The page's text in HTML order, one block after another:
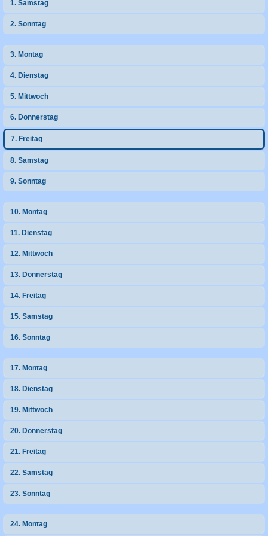
1. Samstag
2. Sonntag
3. Montag
4. Dienstag
5. Mittwoch
6. Donnerstag
7. Freitag
8. Samstag
9. Sonntag
10. Montag
11. Dienstag
12. Mittwoch
13. Donnerstag
14. Freitag
15. Samstag
16. Sonntag
17. Montag
18. Dienstag
19. Mittwoch
20. Donnerstag
21. Freitag
22. Samstag
23. Sonntag
24. Montag